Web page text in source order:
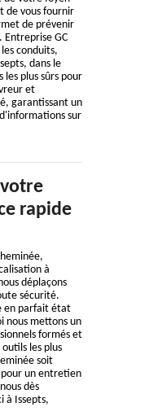
de vous fournir
de prévenir
GC
conduits,
dans le
plus sûrs pour
et
garantissant un
sur
rapide
à
déplaçons
sécurité.
en parfait état
nous mettons un
formés et
les plus
soit
un entretien
dès
à Issepts,